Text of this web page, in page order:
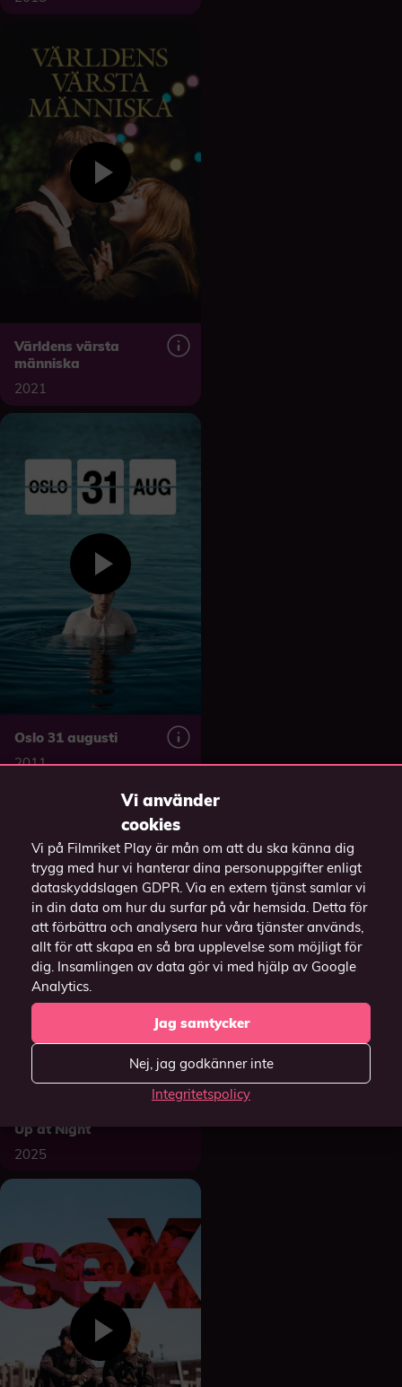
Vi använder
cookies
Vi på Filmriket Play är mån om att du ska känna dig
trygg med hur vi hanterar dina personuppgifter enligt
dataskyddslagen GDPR. Via en extern tjänst samlar vi
in din data om hur du surfar på vår hemsida. Detta för
att förbättra och analysera hur våra tjänster används,
allt för att skapa en så bra upplevelse som möjligt för
dig. Insamlingen av data gör vi med hjälp av Google
Analytics.
Jag samtycker
Nej, jag godkänner inte
Integritetspolicy
Världens värsta
människa
2021
Oslo 31 augusti
2011
Up at Night
2025